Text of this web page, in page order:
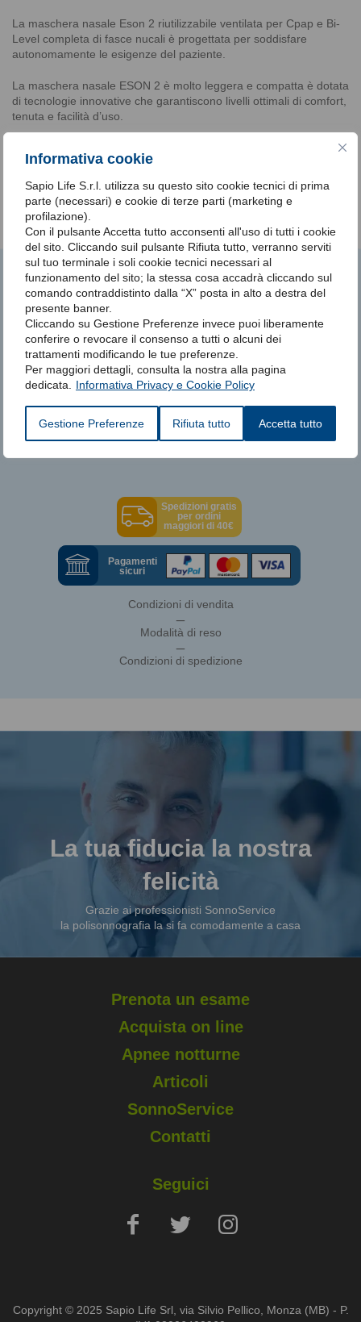
Informativa cookie
Sapio Life S.r.l. utilizza su questo sito cookie tecnici di prima
parte (necessari) e cookie di terze parti (marketing e
profilazione).
Con il pulsante Accetta tutto acconsenti all'uso di tutti i cookie
del sito. Cliccando suil pulsante Rifiuta tutto, verranno serviti
sul tuo terminale i soli cookie tecnici necessari al
funzionamento del sito; la stessa cosa accadrà cliccando sul
comando contraddistinto dalla “X” posta in alto a destra del
presente banner.
Cliccando su Gestione Preferenze invece puoi liberamente
conferire o revocare il consenso a tutti o alcuni dei
trattamenti modificando le tue preferenze.
Per maggiori dettagli, consulta la nostra alla pagina
dedicata.
Informativa Privacy e Cookie Policy
Gestione Preferenze Rifiuta tutto Accetta tutto
La maschera nasale Eson 2 riutilizzabile ventilata per Cpap e Bi-
Level completa di fasce nucali è progettata per soddisfare
autonomamente le esigenze del paziente.
La maschera nasale ESON 2 è molto leggera e compatta è dotata
di tecnologie innovative che garantiscono livelli ottimali di comfort,
tenuta e facilità d’uso.
Potrebbero interessarti anche
Auto CPAP Resmed
Airsense 10 Autoset
Promo 800€ 549€
Spedizioni gratis
per ordini
maggiori di 40€
Pagamenti
sicuri
Condizioni di vendita
Modalità di reso
Condizioni di spedizione
La tua fiducia la nostra
felicità
Grazie ai professionisti SonnoService
la polisonnografia la si fa comodamente a casa
Prenota un esame
Acquista on line
Apnee notturne
Articoli
SonnoService
Contatti
Seguici
Copyright © 2025 Sapio Life Srl, via Silvio Pellico, Monza (MB) - P.